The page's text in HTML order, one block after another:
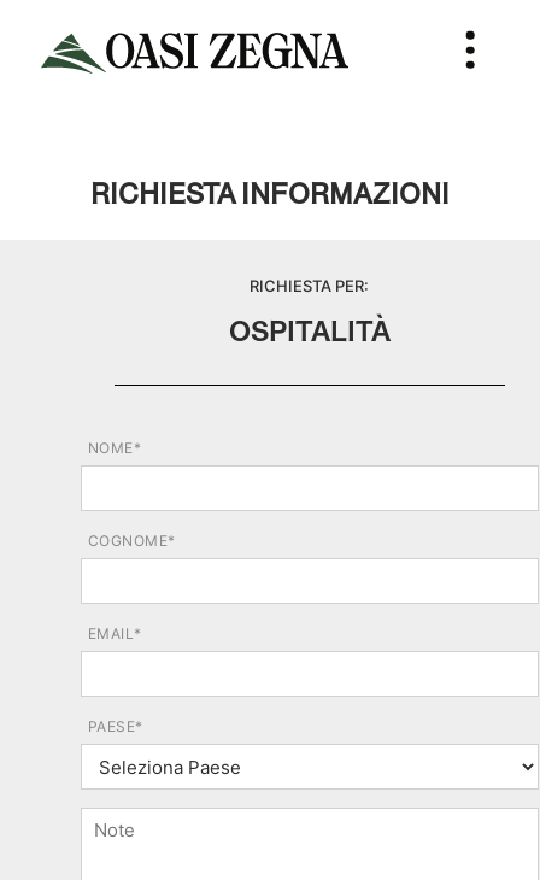
RICHIESTA INFORMAZIONI
RICHIESTA PER:
OSPITALITÀ
NOME*
COGNOME*
EMAIL*
PAESE*